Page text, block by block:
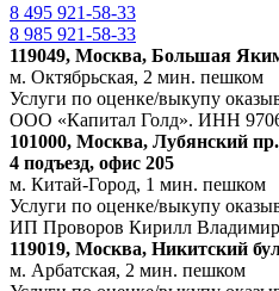
8 495 921-58-33
8 985 921-58-33
119049, Москва, Большая
м. Октябрьская, 2 мин. пешком
Услуги по оценке/выкупу
ООО «Капитал Голд». ИНН
101000, Москва, Лубянский
4 подъезд, офис 205
м. Китай-Город, 1 мин. пешком
Услуги по оценке/выкупу
ИП Проворов Кирилл
119019, Москва, Никитский
м. Арбатская, 2 мин. пешком